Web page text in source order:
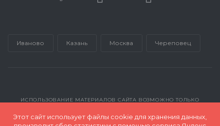
Иваново Казань Москва Череповец
ИСПОЛЬЗОВАНИЕ МАТЕРИАЛОВ САЙТА ВОЗМОЖНО ТОЛЬКО
Этот сайт использует файлы cookie для хранения данных,